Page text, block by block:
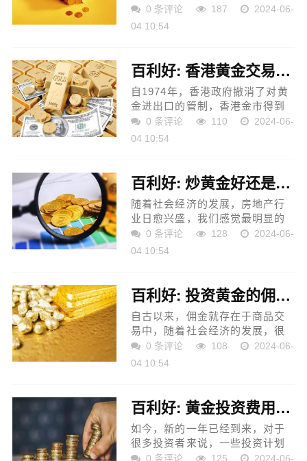
得的酬金。随着社会经济的不断
发展，佣金这种支付报酬的方式
0 条评论 187
2024-06-
04 10:54
百利好: 香港黄金交易平台如何选择？
自1974年，香港政府撤消了对黄
金进出口的管制，香港金市得到
了快速的发展，最后成为了世界
五大黄金交易市场之一。因此，
0 条评论 110
2024-06-
04 10:54
百利好: 炒黄金好还是投资房地产好
随着社会经济的发展，房地产行
业日愈兴盛，我们感觉最明显的
就是房价的大幅上涨。为此，很
多投资者认为这是赚大钱的时
0 条评论 128
2024-06-
04 10:54
百利好: 投资黄金的佣金是什么意思？
自古以来，佣金就存在于商品交
易中，随着社会经济的发展，很
多领域都用到了这种支付报酬的
方式，例如房屋中介机构、保险
0 条评论 108
2024-06-
04 10:54
百利好: 黄金投资费用最低需要多少钱？
如今，新的一年已经到来，对于
很多投资者来说，一些投资计划
需要重新制定。而在股市低迷、
0 条评论 125
2024-06-